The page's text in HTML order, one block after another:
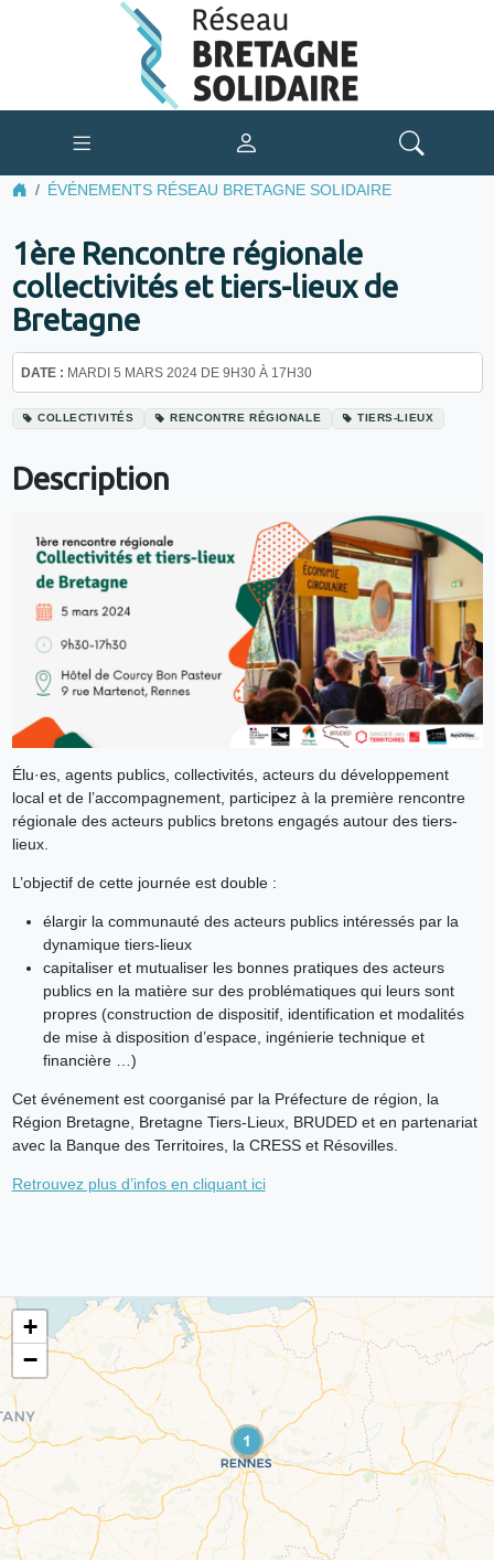
ÉVÉNEMENTS RÉSEAU BRETAGNE SOLIDAIRE
1ère Rencontre régionale
collectivités et tiers-lieux de
Bretagne
DATE : MARDI 5 MARS 2024 DE 9H30 À 17H30
COLLECTIVITÉS RENCONTRE RÉGIONALE TIERS-LIEUX
Description
Élu·es, agents publics, collectivités, acteurs du développement
local et de l’accompagnement, participez à la première rencontre
régionale des acteurs publics bretons engagés autour des tiers-
lieux.
L’objectif de cette journée est double :
élargir la communauté des acteurs publics intéressés par la
dynamique tiers-lieux
capitaliser et mutualiser les bonnes pratiques des acteurs
publics en la matière sur des problématiques qui leurs sont
propres (construction de dispositif, identification et modalités
de mise à disposition d’espace, ingénierie technique et
financière …)
Cet événement est coorganisé par la Préfecture de région, la
Région Bretagne, Bretagne Tiers-Lieux, BRUDED et en partenariat
avec la Banque des Territoires, la CRESS et Résovilles.
Retrouvez plus d’infos en cliquant ici
+
−